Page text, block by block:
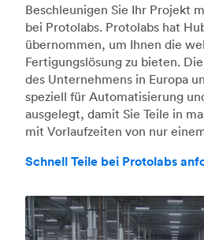
Beschleunigen Sie Ihr Projekt
bei Protolabs. Protolabs hat
übernommen, um Ihnen die
Fertigungslösung zu bieten.
des Unternehmens in Europa
speziell für Automatisierung
ausgelegt, damit Sie Teile in
mit Vorlaufzeiten von nur
Schnell Teile bei Protolabs